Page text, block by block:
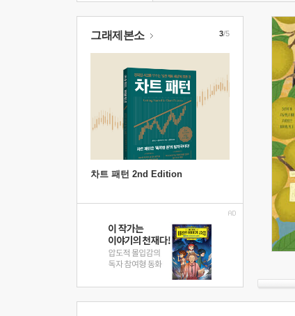
그래제본소
차트 패턴 2nd Edition
3/5